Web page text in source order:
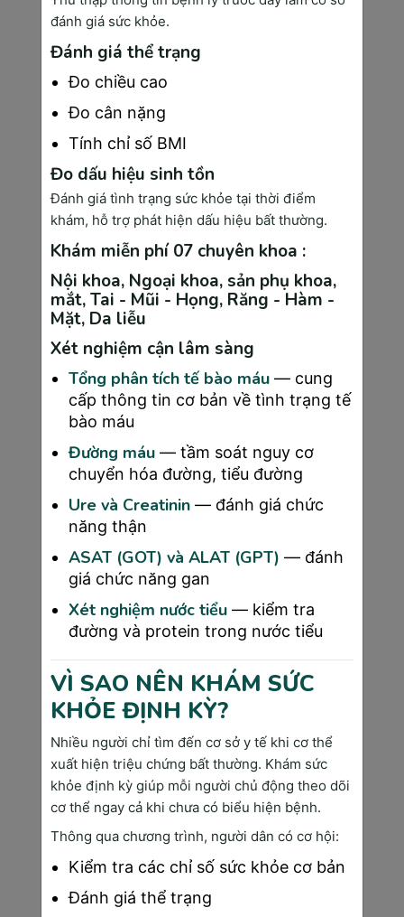
7. Giải đáp các thắc mắc thường gặp của mẹ
bầu
Tuần thai thứ 4 đánh dấu một cột mốc quan trọng
trong hành trình mang thai của mẹ bầu. Đây là giai
đoạn mà nhiều thay đổi bắt đầu diễn ra trong cơ
thể mang đến cho mẹ bầu nhiều lo lắng và thắc
mắc. Chẳng hạn như:
7.1 Thai được 4 tuần đã vào tử cung chưa?
Về cơ bản, thai 4 tuần tuổi đã di chuyển vào tử
cung. Quá trình này diễn ra sau khi trứng thụ tinh, di
chuyển từ vòi trứng và làm tổ tại tử cung, thường
mất khoảng 7-10 ngày, có thể kéo dài đến 15
ngày tùy cơ địa. Tuy nhiên, do khó xác định chính
xác ngày rụng trứng, việc tính tuổi thai từ ngày kinh
cuối có thể dẫn đến sai lệch. Vì vậy, trong một số
trường hợp, bác sĩ có thể thông báo thai chưa vào
tử cung dù thực tế đã vào.
Thai được 4 tuần đã vào tử cung chưa?
7.2 Có thai 4 tuần bụng có to không?
Ở tuần thai thứ 4, bụng bầu chưa to lên rõ rệt. Bởi
vì lúc này, phôi thai còn rất nhỏ, chỉ khoảng 2mm,
tương đương với một hạt vừng. Tử cung cũng chỉ
hơi to hơn bình thường một chút, chưa đủ để làm
thay đổi hình dáng bụng bầu.
7.3 Thai 4 tuần có tim thai chưa?
đánh giá sức khỏe.
Đánh giá thể trạng
Đo chiều cao
Đo cân nặng
Tính chỉ số BMI
Đo dấu hiệu sinh tồn
Đánh giá tình trạng sức khỏe tại thời điểm
khám, hỗ trợ phát hiện dấu hiệu bất thường.
Khám miễn phí 07 chuyên khoa :
Nội khoa, Ngoại khoa, sản phụ khoa,
mắt, Tai - Mũi - Họng, Răng - Hàm -
Mặt, Da liễu
Xét nghiệm cận lâm sàng
Tổng phân tích tế bào máu— cung
cấp thông tin cơ bản về tình trạng tế
bào máu
Đường máu— tầm soát nguy cơ
chuyển hóa đường, tiểu đường
Ure và Creatinin— đánh giá chức
năng thận
ASAT (GOT) và ALAT (GPT) — đánh
giá chức năng gan
Xét nghiệm nước tiểu— kiểm tra
đường và protein trong nước tiểu
VÌ SAO NÊN KHÁM SỨC
KHỎE ĐỊNH KỲ?
Nhiều người chỉ tìm đến cơ sở y tế khi cơ thể
xuất hiện triệu chứng bất thường. Khám sức
khỏe định kỳ giúp mỗi người chủ động theo dõi
cơ thể ngay cả khi chưa có biểu hiện bệnh.
Thông qua chương trình, người dân có cơ hội:
Kiểm tra các chỉ số sức khỏe cơ bản
Đánh giá thể trạng